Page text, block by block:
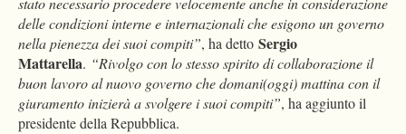
delle condizioni interne e internazionali che esigono un governo
nella pienezza dei suoi compiti”, ha detto Sergio
Mattarella. “Rivolgo con lo stesso spirito di collaborazione il
buon lavoro al nuovo governo che domani(oggi) mattina con il
giuramento inizierà a svolgere i suoi compiti”, ha aggiunto il
presidente della Repubblica.